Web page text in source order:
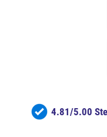
4.81/5.00